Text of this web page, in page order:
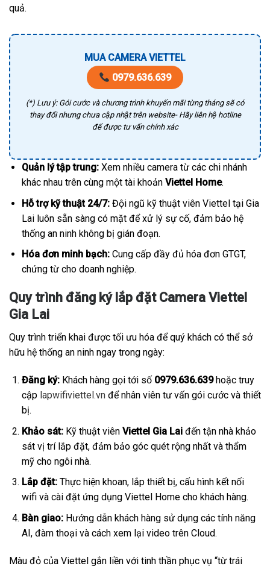
quả.
MUA CAMERA VIETTEL
0979.636.639
(*) Lưu ý: Gói cước và chương trình khuyến mãi từng tháng sẽ có
thay đổi nhưng chưa cập nhật trên website- Hãy liên hệ hotline
để được tư vấn chính xác
Quản lý tập trung:Xem nhiều camera từ các chi nhánh
khác nhau trên cùng một tài khoản Viettel Home.
Hỗ trợ kỹ thuật 24/7:Đội ngũ kỹ thuật viên Viettel tại Gia
Lai luôn sẵn sàng có mặt để xử lý sự cố, đảm bảo hệ
thống an ninh không bị gián đoạn.
Hóa đơn minh bạch:Cung cấp đầy đủ hóa đơn GTGT,
chứng từ cho doanh nghiệp.
Quy trình đăng ký lắp đặt Camera Viettel
Gia Lai
Quy trình triển khai được tối ưu hóa để quý khách có thể sở
hữu hệ thống an ninh ngay trong ngày:
Đăng ký:Khách hàng gọi tới số 0979.636.639hoặc truy
cập lapwifiviettel.vnđể nhân viên tư vấn gói cước và thiết
bị.
Khảo sát:Kỹ thuật viên Viettel Gia Laiđến tận nhà khảo
sát vị trí lắp đặt, đảm bảo góc quét rộng nhất và thẩm
mỹ cho ngôi nhà.
Lắp đặt:Thực hiện khoan, lắp thiết bị, cấu hình kết nối
wifi và cài đặt ứng dụng Viettel Home cho khách hàng.
Bàn giao:Hướng dẫn khách hàng sử dụng các tính năng
AI, đàm thoại và cách xem lại video trên Cloud.
Màu đỏ của Viettel gắn liền với tinh thần phục vụ “từ trái